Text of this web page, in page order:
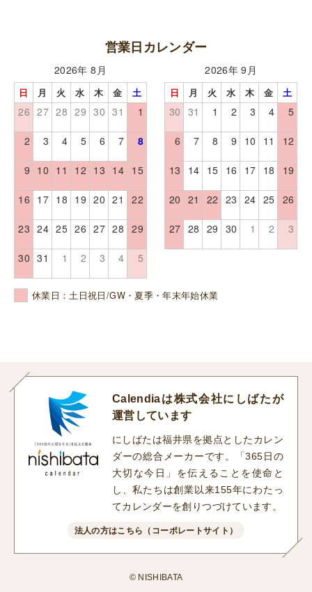
営業日カレンダー
2026年 8月
日 月 火 水 木 金 土
26 27 28 29 30 31 1
2 3 4 5 6 7 8
9 10 11 12 13 14 15
16 17 18 19 20 21 22
23 24 25 26 27 28 29
30 31 1 2 3 4 5
2026年 9月
日 月 火 水 木 金 土
30 31 1 2 3 4 5
6 7 8 9 10 11 12
13 14 15 16 17 18 19
20 21 22 23 24 25 26
27 28 29 30 1 2 3
休業日：土日祝日/GW・夏季・年末年始休業
Calendiaは株式会社にしばたが
運営しています
にしばたは福井県を拠点としたカレン
ダーの総合メーカーです。「365日の
大切な今日」を伝えることを使命と
し、私たちは創業以来155年にわたっ
てカレンダーを創りつづけています。
法人の方はこちら（コーポレートサイト）
© NISHIBATA